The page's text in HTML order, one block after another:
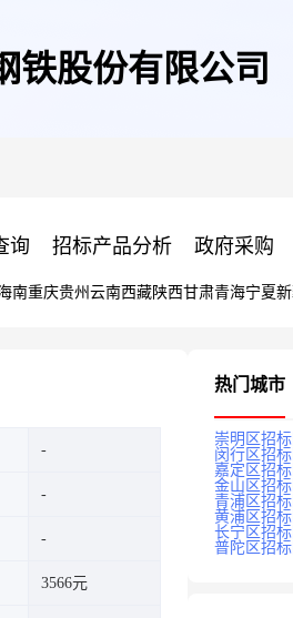
铁股份有限公司
询 招标产品分析 政府采购
南重庆贵州 云南西藏陕西甘肃青海宁夏
3566元
热门城市
崇明区招标
闵行区招标
嘉定区招标
金山区招标
青浦区招标
黄浦区招标
长宁区招标
普陀区招标